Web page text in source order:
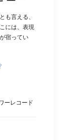
も言える、
には、表現
宿ってい
ーレコード